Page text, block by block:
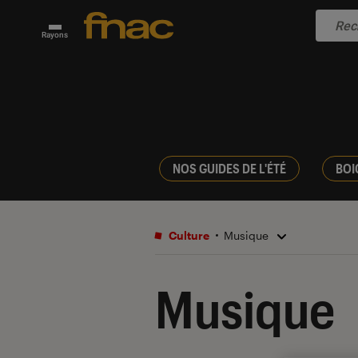
Rayons
NOS GUIDES DE L'ÉTÉ
Culture Musique
Musique